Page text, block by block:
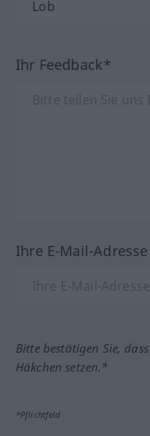
Ihr Feedback*
Ihre E-Mail-
Bitte bestätigen Sie,
Häkchen setzen.*
*Pflichtfeld